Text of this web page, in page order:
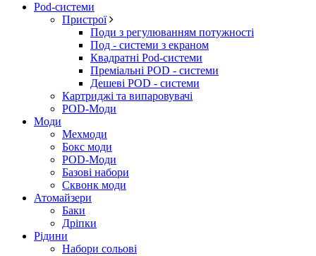
Pod-системи
Пристрої
Поди з регулюванням потужності
Под - системи з екраном
Квадратні Pod-системи
Преміальні POD - системи
Дешеві POD - системи
Картриджі та випаровувачі
POD-Моди
Моди
Мехмоди
Бокс моди
POD-Моди
Базові набори
Сквонк моди
Атомайзери
Баки
Дріпки
Рідини
Набори сольові